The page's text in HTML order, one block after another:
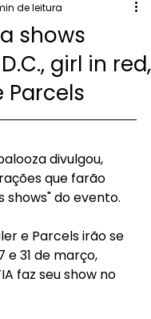
shows
girl in red,
Parcels
de leitura
divulgou,
que farão
shows" do evento.
e Parcels irão se
e 31 de março,
faz seu show no